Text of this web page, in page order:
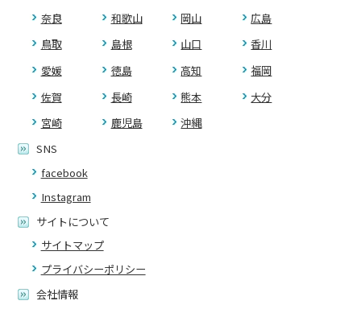
奈良
和歌山 岡山
広島
鳥取
島根 山口
香川
愛媛
徳島 高知
福岡
佐賀
長崎 熊本
大分
宮崎
鹿児島
沖縄
SNS
facebook
Instagram
サイトについて
サイトマップ
プライバシーポリシー
会社情報